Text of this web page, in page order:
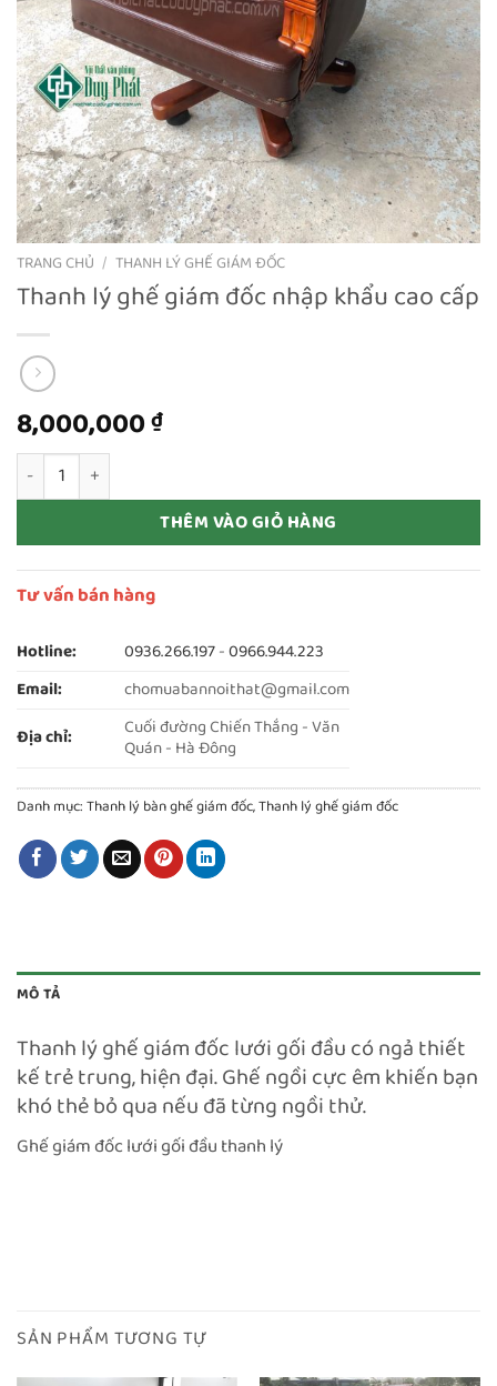
TRANG CHỦ / THANH LÝ GHẾ GIÁM ĐỐC
Thanh lý ghế giám đốc nhập khẩu cao cấp
8,000,000₫
Thanh lý ghế giám đốc nhập khẩu cao cấp số lượng
THÊM VÀO GIỎ HÀNG
Tư vấn bán hàng
Hotline: 0936.266.197-0966.944.223
Email:
chomuabannoithat@gmail.com
Địa chỉ:
Cuối đường Chiến Thắng - Văn
Quán - Hà Đông
Danh mục:Thanh lý bàn ghế giám đốc,Thanh lý ghế giám đốc
MÔ TẢ
Thanh lý ghế giám đốc lưới gối đầu có ngả thiết
kế trẻ trung, hiện đại. Ghế ngồi cực êm khiến bạn
khó thẻ bỏ qua nếu đã từng ngồi thử.
Ghế giám đốc lưới gối đầu thanh lý
SẢN PHẨM TƯƠNG TỰ